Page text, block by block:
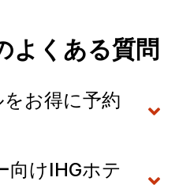
よくある質問
お得に予約
向けIHGホテ